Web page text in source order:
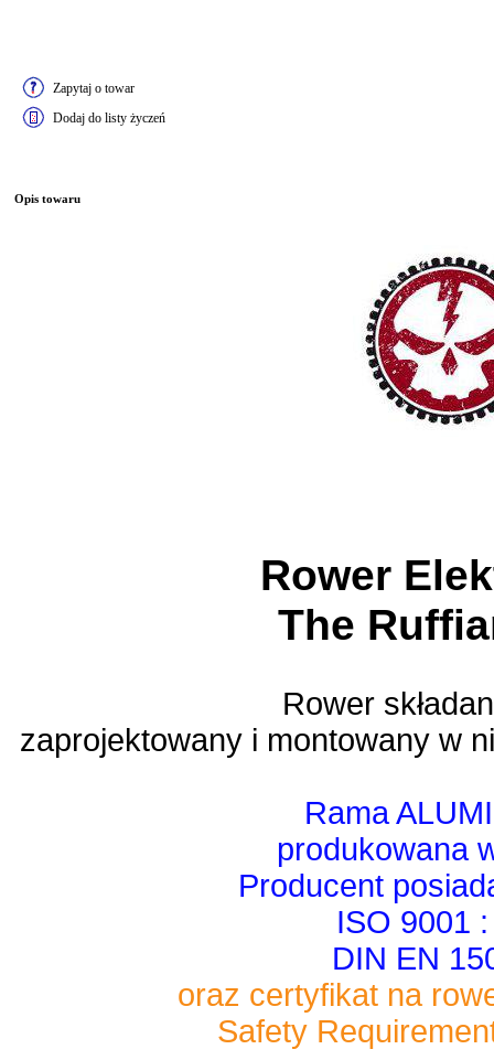
Zapytaj o towar
Dodaj do listy życzeń
Opis towaru
Rower
The
Rower
zaprojektowany i montowany w
Rama
produkowana
Producent
ISO 9001
DIN EN
oraz certyfikat na
Safety